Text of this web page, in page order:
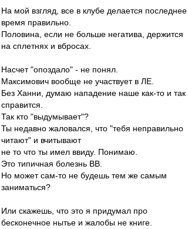
На мой взгляд, все в клубе делается последнее
время правильно.
Половина, если не больше негатива, держится
на сплетнях и вбросах.
Насчет "опоздало" - не понял.
Максимович вообще не участвует в ЛЕ.
Без Ханни, думаю нападение наше как-то и так
справится.
Так кто "выдумывает"?
Ты недавно жаловался, что "тебя неправильно
читают" и вчитывают
не то что ты имел ввиду. Понимаю.
Это типичная болезнь ВВ.
Но может сам-то не будешь тем же самым
заниматься?
Или скажешь, что это я придумал про
бесконечное нытье и жалобы не книге.